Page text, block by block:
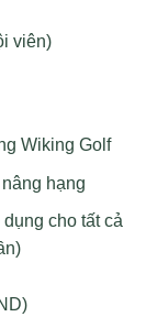
viên)
Wiking Golf
hạng
cho tất cả